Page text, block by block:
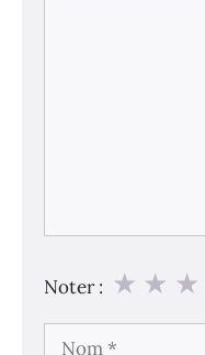
Noter : ★
★
★